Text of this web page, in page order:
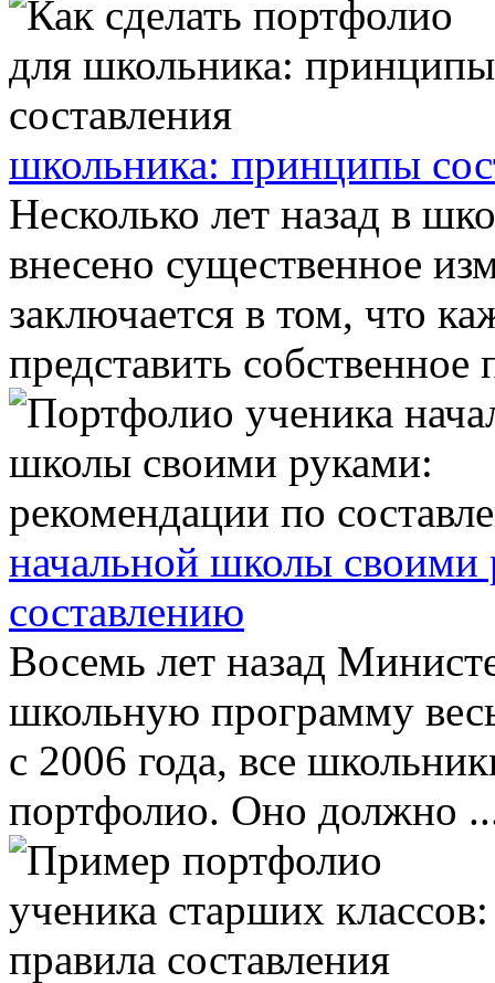
школьника: принципы
Несколько лет назад в
внесено существенное
заключается в том, что
представить
начальной школы своими
составлению
Восемь лет назад
школьную программу
с 2006 года, все
портфолио. Оно должно